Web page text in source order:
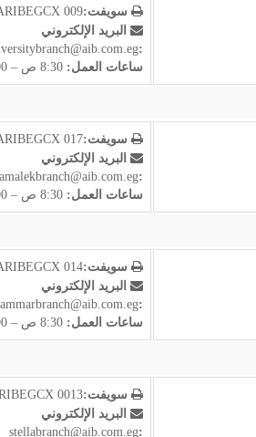
سويفت:009
البريد الإلكتروني
:
ساعات العمل: 8:30 ص – 3:00 م
سويفت:017
البريد الإلكتروني
:
ساعات العمل: 8:30 ص – 3:00 م
سويفت:014
البريد الإلكتروني
:
ammarbranch@aib.com.eg
ساعات العمل: 8:30 ص – 3:00 م
سويفت:0013
البريد الإلكتروني
:
stellabranch@aib.com.eg